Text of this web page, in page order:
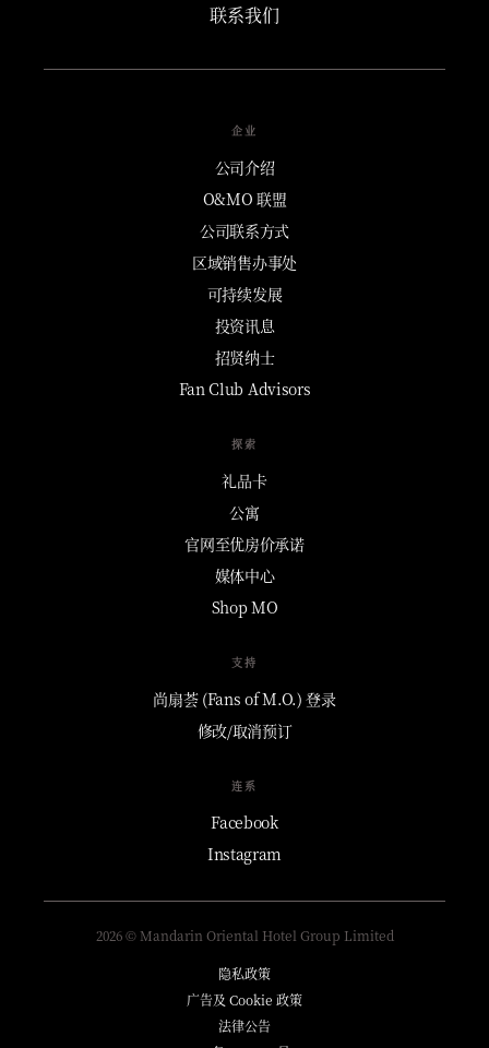
联系我们
企业
公司介绍
O&MO 联盟
公司联系方式
区域销售办事处
可持续发展
投资讯息
招贤纳士
Fan Club Advisors
探索
礼品卡
公寓
官网至优房价承诺
媒体中心
Shop MO
支持
尚扇荟 (Fans of M.O.) 登录
修改/取消预订
连系
Facebook
Instagram
2026 © Mandarin Oriental Hotel Group Limited
隐私政策
广告及 Cookie 政策
法律公告